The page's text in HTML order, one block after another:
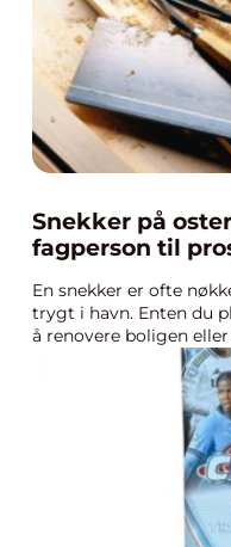
Snekker på
fagperson til
En snekker er ofte
trygt i havn. Enten du
å renovere boligen